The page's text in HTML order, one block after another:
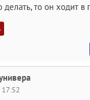
делать, то он ходит в